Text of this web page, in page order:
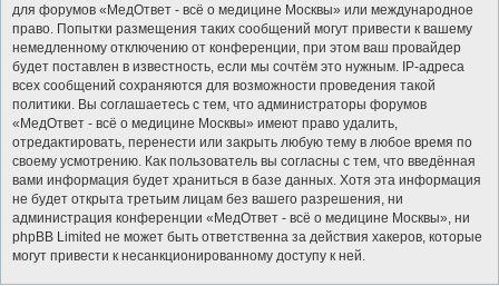
для форумов «МедОтвет - всё о медицине Москвы» или международное
право. Попытки размещения таких сообщений могут привести к вашему
немедленному отключению от конференции, при этом ваш провайдер
будет поставлен в известность, если мы сочтём это нужным. IP-адреса
всех сообщений сохраняются для возможности проведения такой
политики. Вы соглашаетесь с тем, что администраторы форумов
«МедОтвет - всё о медицине Москвы» имеют право удалить,
отредактировать, перенести или закрыть любую тему в любое время по
своему усмотрению. Как пользователь вы согласны с тем, что введённая
вами информация будет храниться в базе данных. Хотя эта информация
не будет открыта третьим лицам без вашего разрешения, ни
администрация конференции «МедОтвет - всё о медицине Москвы», ни
phpBB Limited не может быть ответственна за действия хакеров, которые
могут привести к несанкционированному доступу к ней.